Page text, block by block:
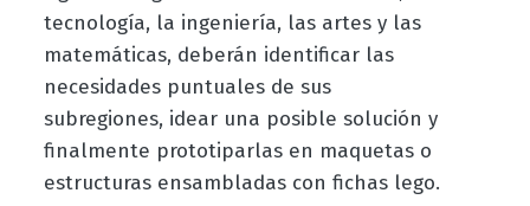
tecnología, la ingeniería, las artes y las
matemáticas, deberán identificar las
necesidades puntuales de sus
subregiones, idear una posible solución y
finalmente prototiparlas en maquetas o
estructuras ensambladas con fichas lego.